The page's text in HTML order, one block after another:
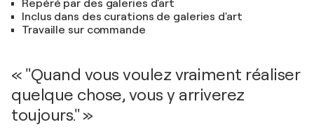
Repéré par des galeries d'art
Inclus dans des curations de galeries d'art
Travaille sur commande
« "Quand vous voulez vraiment réaliser
quelque chose, vous y arriverez
toujours." »